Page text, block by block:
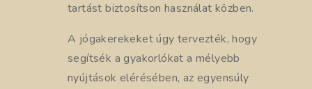
tartást biztosítson használat közben.
A jógakerekeket úgy tervezték, hogy
segítsék a gyakorlókat a mélyebb
nyújtások elérésében, az egyensúly